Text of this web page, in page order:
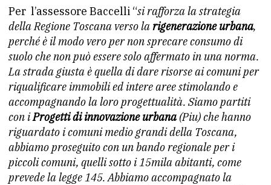
Per l’assessore Baccelli “si rafforza la strategia
della Regione Toscana verso larigenerazione urbana,
perché è il modo vero per non sprecare consumo di
suolo che non può essere solo affermato in una norma.
La strada giusta è quella di dare risorse ai comuni per
riqualificare immobili ed intere aree stimolando e
accompagnando la loro progettualità. Siamo partiti
con iProgetti di innovazione urbana(Piu) che hanno
riguardato i comuni medio grandi della Toscana,
abbiamo proseguito con un bando regionale per i
piccoli comuni, quelli sotto i 15mila abitanti, come
prevede la legge 145. Abbiamo accompagnato la